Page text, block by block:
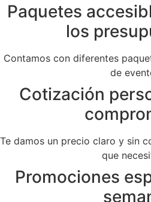
Paquetes
los
Contamos con diferentes
de
Cotización
Te damos un precio claro y sin
que
Promociones